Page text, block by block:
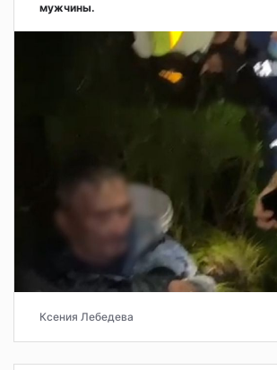
мужчины.
Ксения Лебедева